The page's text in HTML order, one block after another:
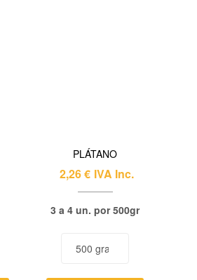
PLÁTANO
2,26€ IVA Inc.
3 a 4 un. por 500gr